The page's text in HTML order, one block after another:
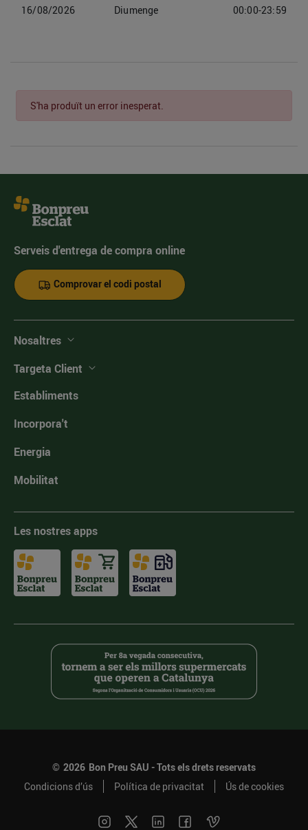
16/08/2026 Diumenge 00:00-23:59
S'ha produït un error inesperat.
Serveis d'entrega de compra online
Comprovar el codi postal
Nosaltres
Targeta Client
Establiments
Incorpora't
Energia
Mobilitat
Les nostres apps
© 2026 Bon Preu SAU - Tots els drets reservats
Condicions d’ús
Política de privacitat Ús de cookies